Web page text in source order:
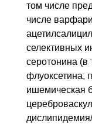
том числе
числе
селективных
серотонина (в
флуоксетина,
ишемическая